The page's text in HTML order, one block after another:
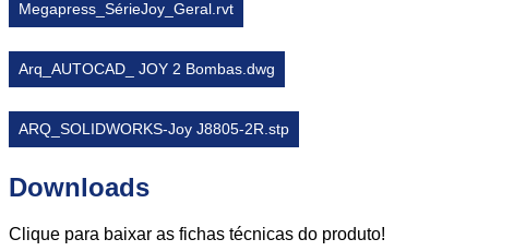
Megapress_SérieJoy_Geral.rvt
Arq_AUTOCAD_ JOY 2 Bombas.dwg
ARQ_SOLIDWORKS-Joy J8805-2R.stp
Downloads
Clique para baixar as fichas técnicas do produto!